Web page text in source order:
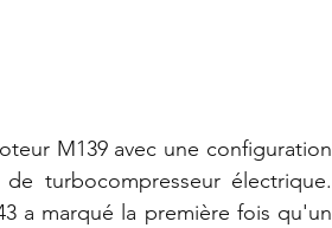
M139 avec une configuration
turbocompresseur électrique.
a marqué la première fois qu'un